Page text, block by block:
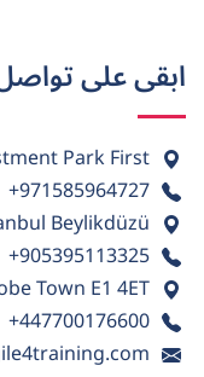
ابقى على
Park First
+971585964727
Beylikdüzü
+905395113325
Town E1 4ET
+447700176600